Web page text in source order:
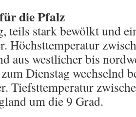
die Pfalz
teils stark bewölkt und
Höchsttemperatur
aus westlicher bis
Dienstag wechselnd
Tiefsttemperatur
um die 9 Grad.